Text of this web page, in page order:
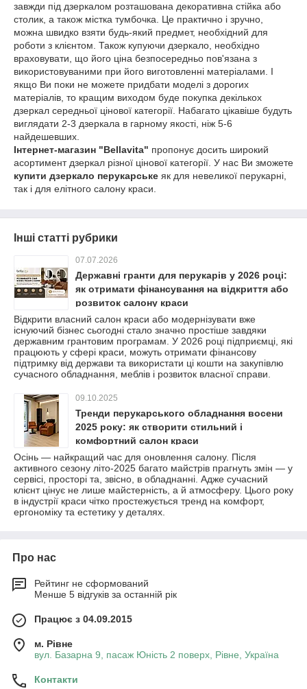
завжди під дзеркалом розташована декоративна стійка або
столик, а також містка тумбочка. Це практично і зручно,
можна швидко взяти будь-який предмет, необхідний для
роботи з клієнтом. Також купуючи дзеркало, необхідно
враховувати, що його ціна безпосередньо пов'язана з
використовуваними при його виготовленні матеріалами. І
якщо Ви поки не можете придбати моделі з дорогих
матеріалів, то кращим виходом буде покупка декількох
дзеркал середньої цінової категорії. Набагато цікавіше будуть
виглядати 2-3 дзеркала в гарному якості, ніж 5-6
найдешевших.
Інтернет-магазин "Bellavita" пропонує досить широкий
асортимент дзеркал різної цінової категорії. У нас Ви зможете
купити дзеркало перукарське як для невеликої перукарні,
так і для елітного салону краси.
Інші статті рубрики
07.07.2026
Державні гранти для перукарів у 2026 році:
як отримати фінансування на відкриття або
розвиток салону краси
Відкрити власний салон краси або модернізувати вже
існуючий бізнес сьогодні стало значно простіше завдяки
державним грантовим програмам. У 2026 році підприємці, які
працюють у сфері краси, можуть отримати фінансову
підтримку від держави та використати ці кошти на закупівлю
сучасного обладнання, меблів і розвиток власної справи.
09.10.2025
Тренди перукарського обладнання восени
2025 року: як створити стильний і
комфортний салон краси
Осінь — найкращий час для оновлення салону. Після
активного сезону літо-2025 багато майстрів прагнуть змін — у
сервісі, просторі та, звісно, в обладнанні. Адже сучасний
клієнт цінує не лише майстерність, а й атмосферу. Цього року
в індустрії краси чітко простежується тренд на комфорт,
ергономіку та естетику у деталях.
Про нас
Рейтинг не сформований
Менше 5 відгуків за останній рік
Працює з 04.09.2015
м. Рівне
вул. Базарна 9, пасаж Юність 2 поверх, Рівне, Україна
Контакти